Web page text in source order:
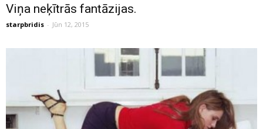
Viņa neķītrās fantāzijas.
starpbridis - Jūn 12, 2015